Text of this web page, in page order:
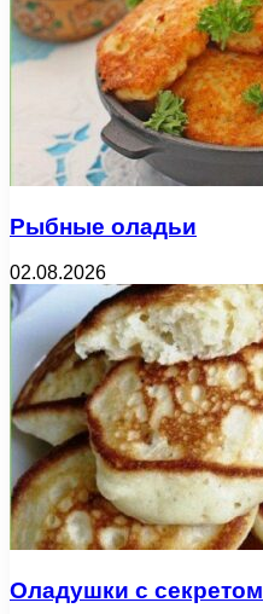
Рыбные оладьи
02.08.2026
Оладушки с секретом